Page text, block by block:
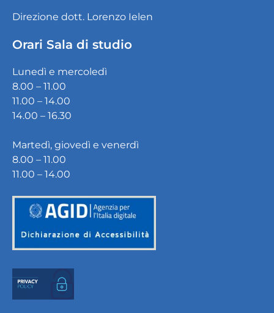
Direzione dott. Lorenzo Ielen
Orari Sala di studio
Lunedì e mercoledì
8.00 – 11.00
11.00 – 14.00
14.00 – 16.30
Martedì, giovedì e venerdì
8.00 – 11.00
11.00 – 14.00